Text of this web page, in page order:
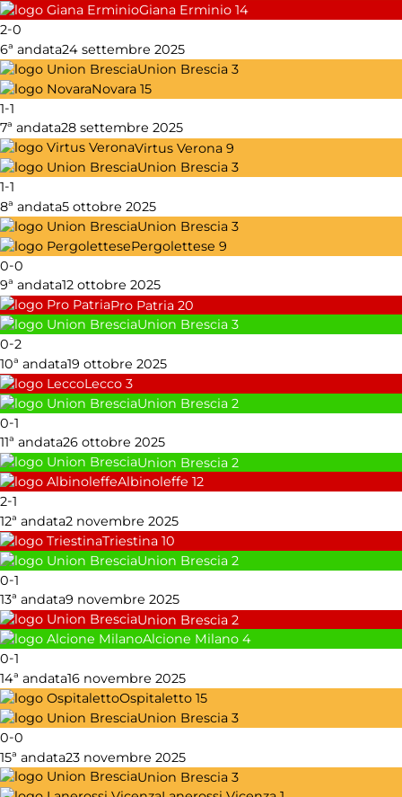
Giana Erminio 14
2-0
6ª andata24 settembre 2025
Union Brescia 3
Novara 15
1-1
7ª andata28 settembre 2025
Virtus Verona 9
Union Brescia 3
1-1
8ª andata5 ottobre 2025
Union Brescia 3
Pergolettese 9
0-0
9ª andata12 ottobre 2025
Pro Patria 20
Union Brescia 3
0-2
10ª andata19 ottobre 2025
Lecco 3
Union Brescia 2
0-1
11ª andata26 ottobre 2025
Union Brescia 2
Albinoleffe 12
2-1
12ª andata2 novembre 2025
Triestina 10
Union Brescia 2
0-1
13ª andata9 novembre 2025
Union Brescia 2
Alcione Milano 4
0-1
14ª andata16 novembre 2025
Ospitaletto 15
Union Brescia 3
0-0
15ª andata23 novembre 2025
Union Brescia 3